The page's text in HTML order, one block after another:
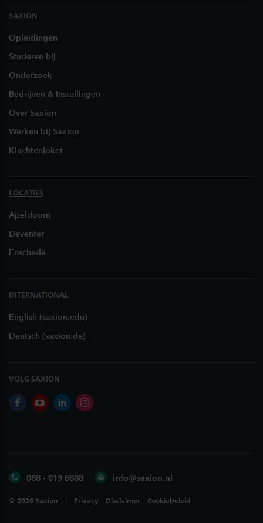
SAXION
Opleidingen
Studeren bij
Onderzoek
Bedrijven & Instellingen
Over Saxion
Werken bij Saxion
Klachtenloket
LOCATIES
Apeldoorn
Deventer
Enschede
INTERNATIONAL
English (saxion.edu)
Deutsch (saxion.de)
VOLG SAXION
facebookyoutubelinkedininstagram
088 - 019 8888 info@saxion.nl
© 2026 Saxion Privacy Disclaimer Cookiebeleid